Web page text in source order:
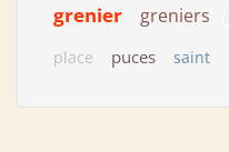
grenier greniers
place puces saint